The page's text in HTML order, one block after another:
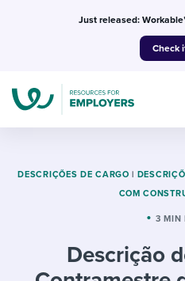
Just released:
Check
Topics
DESCRIÇÕES DE CARGO |
COM
3 MIN
Descrição